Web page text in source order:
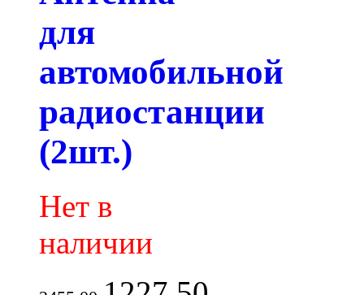
для
автомобильной
радиостанции
(2шт.)
Нет в
наличии